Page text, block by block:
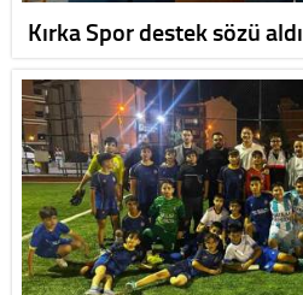
Kırka Spor destek sözü aldı